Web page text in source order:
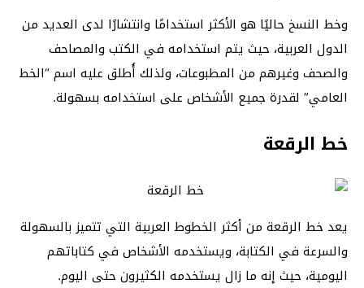
وخط النسخ حاليًا هو الأكثر استخدامًا وانتشارًا لدى العديد من
الدول العربية، حيث يتم استخدامه في الكتب والمصاحف
والصحف وغيرهم من المطبوعات، ولذلك أُطلق عليه اسم “الخط
العامي” لقدرة جميع الأشخاص على استخدامه بسهولة.
خط الرقعة
يعد خط الرقعة من أكثر الخطوط العربية التي تتميز بالسهولة
والسرعة في الكتابة، ويستخدمه الأشخاص في كتاباتهم
اليومية، حيث إنه ما زال يستخدمه الكثيرون حتى اليوم.